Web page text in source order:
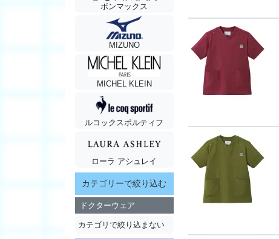
ボンマックス
MIZUNO
MICHEL KLEIN
ルコックスポルティフ
ローラ アシュレイ
カテゴリーで絞り込む
ドクターウェア
カテゴリで絞り込まない